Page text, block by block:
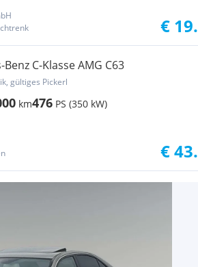
€
C-Klasse AMG C63
gültiges Pickerl
km476 PS (350 kW)
€